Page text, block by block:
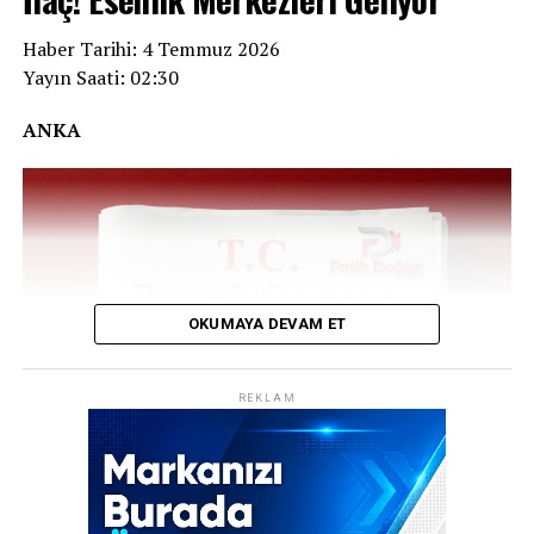
Haber Tarihi: 4 Temmuz 2026
Yayın Saati: 02:30
ANKA
ANKARA – Sağlık alanında iki önemli düzenleme birden
Resmi Gazete’de yayımlandı. Sigarayı bırakmak isteyen
vatandaşlara müjde niteliğindeki Cumhurbaşkanı Kararı
OKUMAYA DEVAM ET
REKLAM